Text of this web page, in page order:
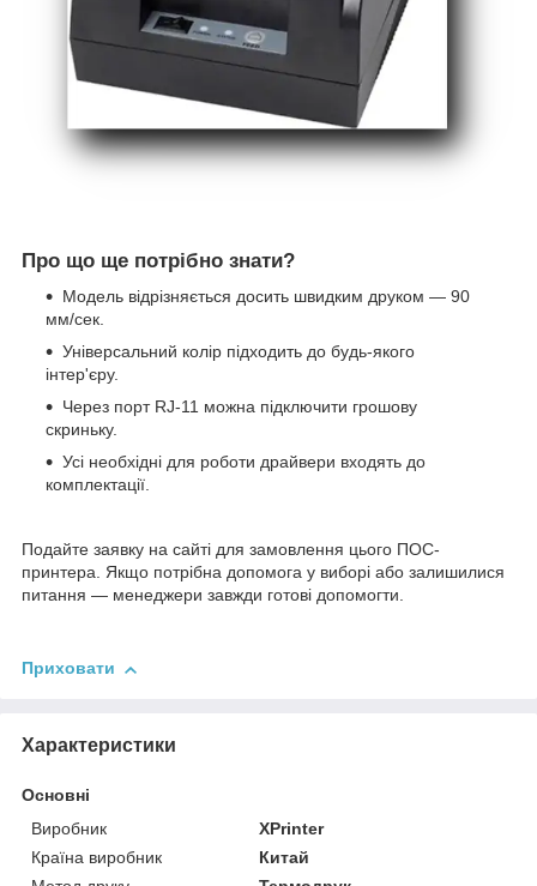
Про що ще потрібно знати?
Модель відрізняється досить швидким друком — 90
мм/сек.
Універсальний колір підходить до будь-якого
інтер'єру.
Через порт RJ-11 можна підключити грошову
скриньку.
Усі необхідні для роботи драйвери входять до
комплектації.
Подайте заявку на сайті для замовлення цього ПОС-
принтера. Якщо потрібна допомога у виборі або залишилися
питання — менеджери завжди готові допомогти.
Приховати
Характеристики
Основні
Виробник
XPrinter
Країна виробник
Китай